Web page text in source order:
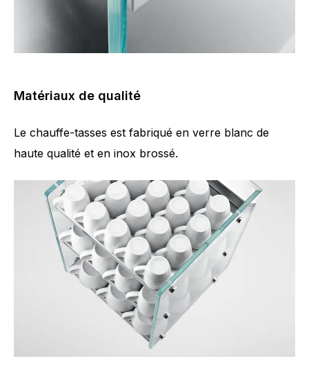
Matériaux de qualité
Le chauffe-tasses est fabriqué en verre blanc de
haute qualité et en inox brossé.